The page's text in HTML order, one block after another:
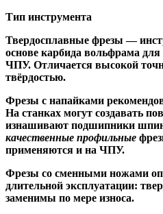
Тип инструмента
Твердосплавные фрезы —
основе карбида вольфрама для
ЧПУ. Отличается высокой
твёрдостью.
Фрезы с напайками
На станках могут создавать
изнашивают подшипники
качественные профильные
применяются и на ЧПУ.
Фрезы со сменными ножами
длительной эксплуатации:
заменимы по мере износа.